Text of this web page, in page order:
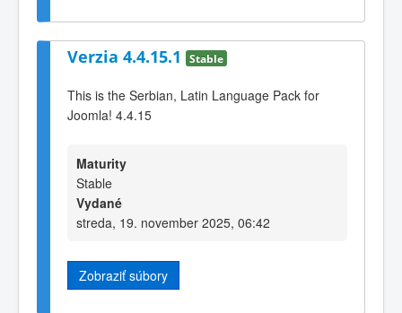
Verzia 4.4.15.1 Stable
This is the Serbian, Latin Language Pack for
Joomla! 4.4.15
Maturity
Stable
Vydané
streda, 19. november 2025, 06:42
Zobraziť súbory